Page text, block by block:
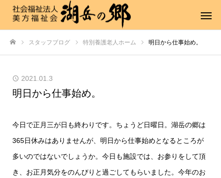
スタッフブログ 特別養護老人ホーム 明日から仕事始め。
2021.01.3
明日から仕事始め。
今日で正月三が日も終わりです。ちょうど日曜日。湖岳の郷は
365日休みはありませんが、明日から仕事始めとなるところが
多いのではないでしょうか。今日も施設では、お参りをして頂
き、お正月気分をのんびりと過ごしてもらいました。今年のお